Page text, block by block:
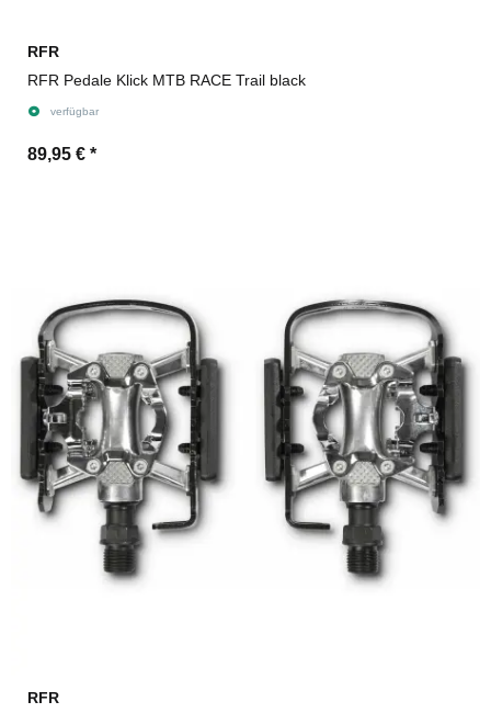
RFR
RFR Pedale Klick MTB RACE Trail black
verfügbar
89,95 € *
RFR